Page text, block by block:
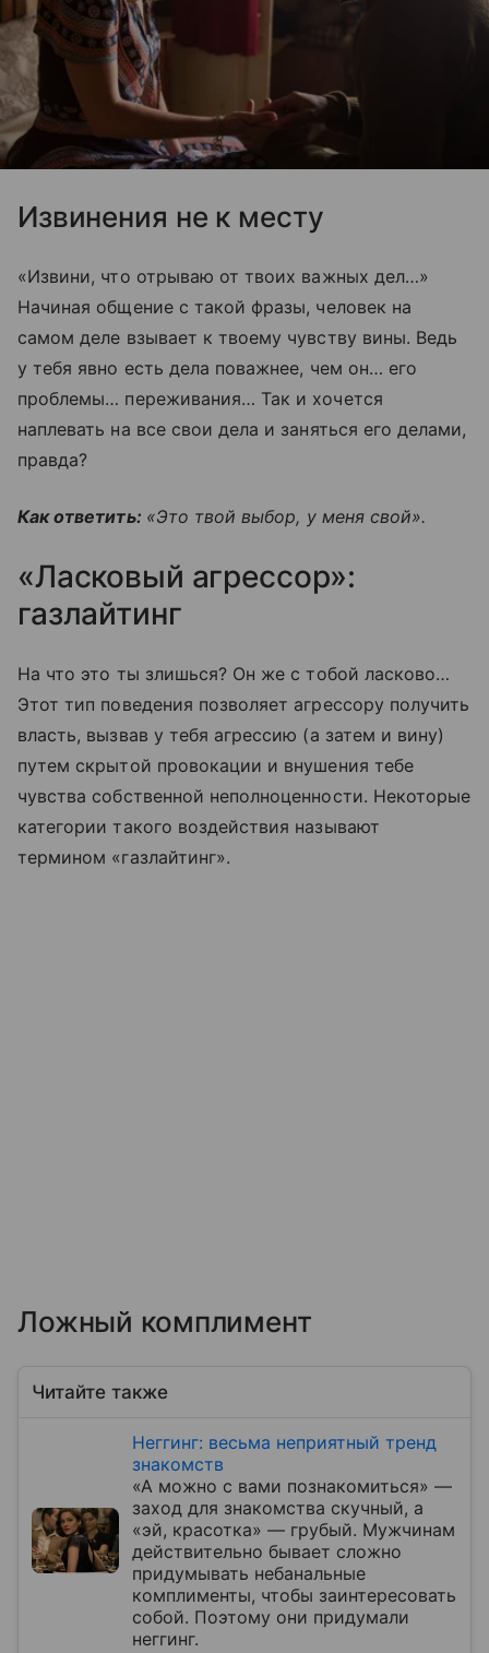
Извинения не к месту
«Извини, что отрываю от твоих важных дел…»
Начиная общение с такой фразы, человек на
самом деле взывает к твоему чувству вины. Ведь
у тебя явно есть дела поважнее, чем он… его
проблемы… переживания… Так и хочется
наплевать на все свои дела и заняться его делами,
правда?
Как ответить: «Это твой выбор, у меня свой».
«Ласковый агрессор»:
газлайтинг
На что это ты злишься? Он же с тобой ласково…
Этот тип поведения позволяет агрессору получить
власть, вызвав у тебя агрессию (а затем и вину)
путем скрытой провокации и внушения тебе
чувства собственной неполноценности. Некоторые
категории такого воздействия называют
термином «газлайтинг».
Ложный комплимент
Читайте также
Неггинг: весьма неприятный тренд
знакомств
«А можно с вами познакомиться» —
заход для знакомства скучный, а
«эй, красотка» — грубый. Мужчинам
действительно бывает сложно
придумывать небанальные
комплименты, чтобы заинтересовать
собой. Поэтому они придумали
неггинг.